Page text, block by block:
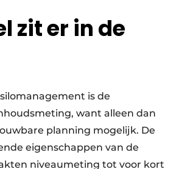
zit er in de
is de
want alleen dan
planning mogelijk. De
eigenschappen van de
niveaumeting tot voor kort